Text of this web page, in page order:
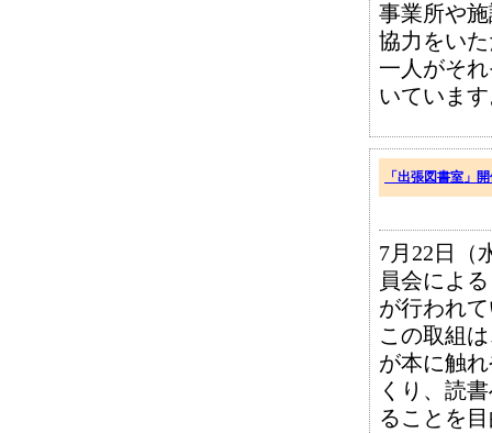
事業所や
協力をい
一人がそ
いていま
「出張図書室」
7月22日（
員会によ
が行われ
この取組
が本に触
くり、読
ることを